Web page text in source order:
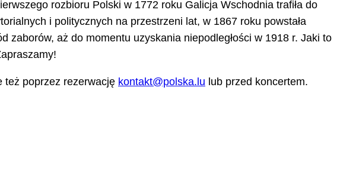
rozbioru Polski w 1772 roku Galicja Wschodnia trafiła do
i politycznych na przestrzeni lat, w 1867 roku powstała
aż do momentu uzyskania niepodległości w 1918 r. Jaki to
też poprzez rezerwację kontakt@polska.lu lub przed koncertem.